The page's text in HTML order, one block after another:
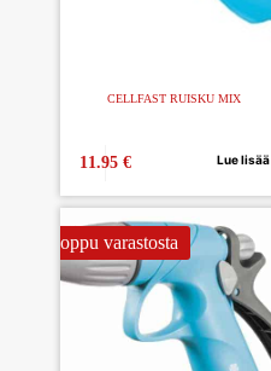
CELLFAST RUISKU MIX
11.95 € Lue lisää
Loppu varastosta